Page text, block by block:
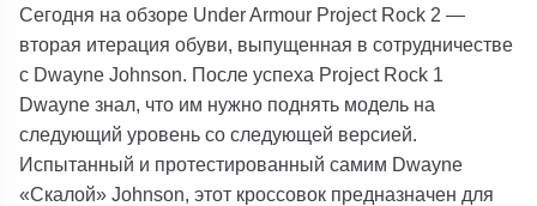
Сегодня на обзоре Under Armour Project Rock 2 —
вторая итерация обуви, выпущенная в сотрудничестве
с Dwayne Johnson. После успеха Project Rock 1
Dwayne знал, что им нужно поднять модель на
следующий уровень со следующей версией.
Испытанный и протестированный самим Dwayne
«Скалой» Johnson, этот кроссовок предназначен для